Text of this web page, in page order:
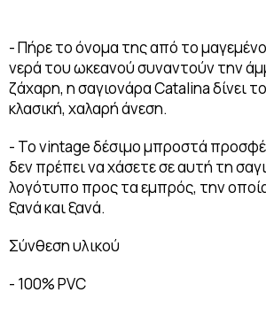
- Πήρε το όνομα της από το
νερά του ωκεανού συναντούν την
ζάχαρη, η σαγιονάρα Catalina δίνει
κλασική, χαλαρή άνεση.
- Το vintage δέσιμο μπροστά
δεν πρέπει να χάσετε σε αυτή τη
λογότυπο προς τα εμπρός, την
ξανά και ξανά.
Σύνθεση υλικού
- 100% PVC